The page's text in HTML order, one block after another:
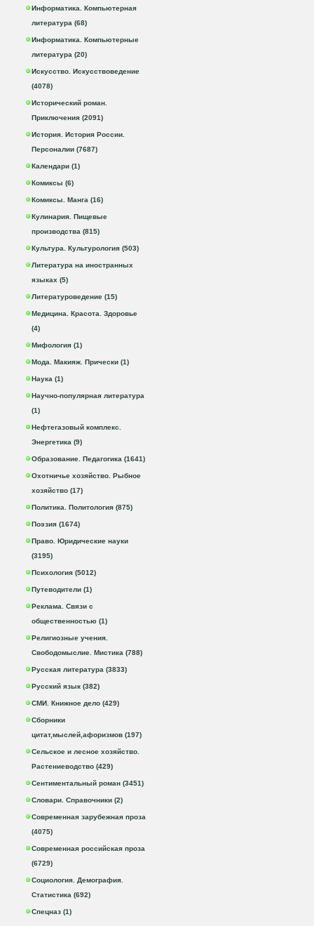
Информатика. Компьютерная
литература (68)
Информатика. Компьютерные
литература (20)
Искусство. Искусствоведение
(4078)
Исторический роман.
Приключения (2091)
История. История России.
Персоналии (7687)
Календари (1)
Комиксы (6)
Комиксы. Манга (16)
Кулинария. Пищевые
производства (815)
Культура. Культурология (503)
Литература на иностранных
языках (5)
Литературоведение (15)
Медицина. Красота. Здоровье
(4)
Мифология (1)
Мода. Макияж. Прически (1)
Наука (1)
Научно-популярная литература
(1)
Нефтегазовый комплекс.
Энергетика (9)
Образование. Педагогика (1641)
Охотничье хозяйство. Рыбное
хозяйство (17)
Политика. Политология (875)
Поэзия (1674)
Право. Юридические науки
(3195)
Психология (5012)
Путеводители (1)
Реклама. Связи с
общественностью (1)
Религиозные учения.
Свободомыслие. Мистика (788)
Русская литература (3833)
Русский язык (382)
СМИ. Книжное дело (429)
Сборники
цитат,мыслей,афоризмов (197)
Сельское и лесное хозяйство.
Растениеводство (429)
Сентиментальный роман (3451)
Словари. Справочники (2)
Современная зарубежная проза
(4075)
Современная российская проза
(6729)
Социология. Демография.
Статистика (692)
Спецназ (1)